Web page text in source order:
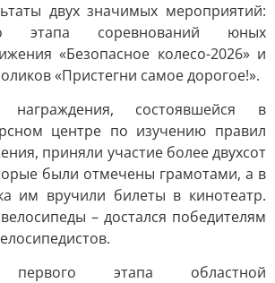
двух значимых мероприятий:
этапа соревнований юных
«Безопасное колесо-2026» и
«Пристегни самое дорогое!».
состоявшейся в
центре по изучению правил
приняли участие более двухсот
были отмечены грамотами, а в
им вручили билеты в кинотеатр.
– достался победителям
этапа областной